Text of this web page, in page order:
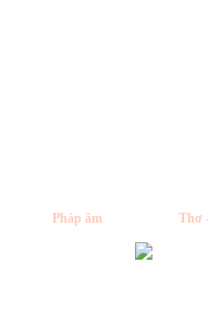
Pháp âm Thơ